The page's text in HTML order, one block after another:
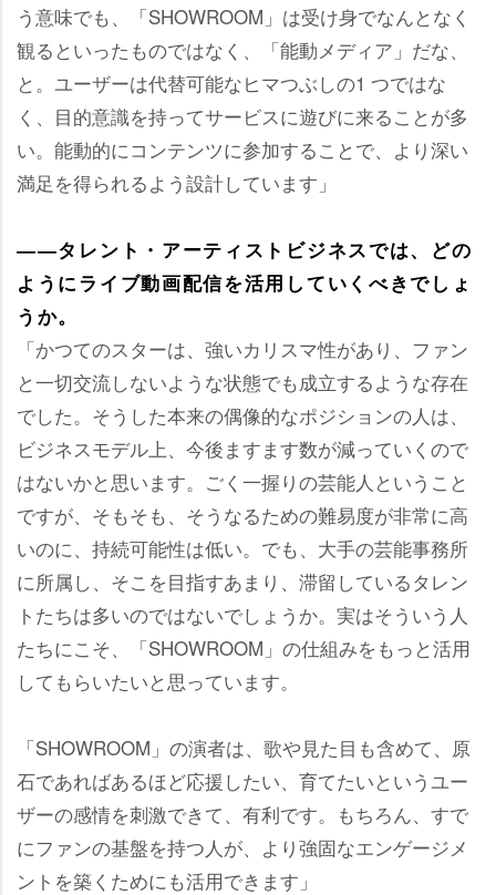
う意味でも、「SHOWROOM」は受け身でなんとなく
観るといったものではなく、「能動メディア」だな、
と。ユーザーは代替可能なヒマつぶしの1 つではな
く、目的意識を持ってサービスに遊びに来ることが多
い。能動的にコンテンツに参加することで、より深い
満足を得られるよう設計しています」
――タレント・アーティストビジネスでは、どの
ようにライブ動画配信を活用していくべきでしょ
うか。
「かつてのスターは、強いカリスマ性があり、ファン
と一切交流しないような状態でも成立するような存在
でした。そうした本来の偶像的なポジションの人は、
ビジネスモデル上、今後ますます数が減っていくので
はないかと思います。ごく一握りの芸能人ということ
ですが、そもそも、そうなるための難易度が非常に高
いのに、持続可能性は低い。でも、大手の芸能事務所
に所属し、そこを目指すあまり、滞留しているタレン
トたちは多いのではないでしょうか。実はそういう人
たちにこそ、「SHOWROOM」の仕組みをもっと活用
してもらいたいと思っています。
「SHOWROOM」の演者は、歌や見た目も含めて、原
石であればあるほど応援したい、育てたいというユー
ザーの感情を刺激できて、有利です。もちろん、すで
にファンの基盤を持つ人が、より強固なエンゲージメ
ントを築くためにも活用できます」